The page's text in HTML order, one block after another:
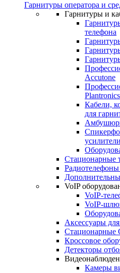
Гарнитуры оператора и
Гарнитуры и
телефона
Accutone
Plantronics
Кабели,
для
Стационарные
VoIP
VoIP-
VoIP-
Аксессуары
Стационарные
Кроссовое
Детекторы
Камеры